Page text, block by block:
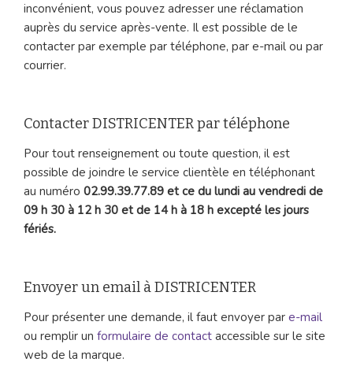
inconvénient, vous pouvez adresser une réclamation
auprès du service après-vente. Il est possible de le
contacter par exemple par téléphone, par e-mail ou par
courrier.
Contacter DISTRICENTER par téléphone
Pour tout renseignement ou toute question, il est
possible de joindre le service clientèle en téléphonant
au numéro 02.99.39.77.89 et ce du lundi au vendredi de
09 h 30 à 12 h 30 et de 14 h à 18 h excepté les jours
fériés.
Envoyer un email à DISTRICENTER
Pour présenter une demande, il faut envoyer par e-mail
ou remplir un formulaire de contact accessible sur le site
web de la marque.